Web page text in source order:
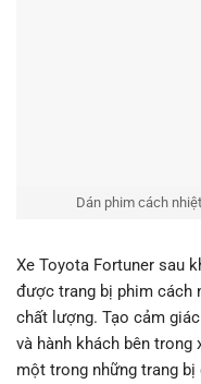
Dán phim cách
Xe Toyota Fortuner sau
được trang bị phim cách
chất lượng. Tạo cảm
và hành khách bên trong
một trong những trang